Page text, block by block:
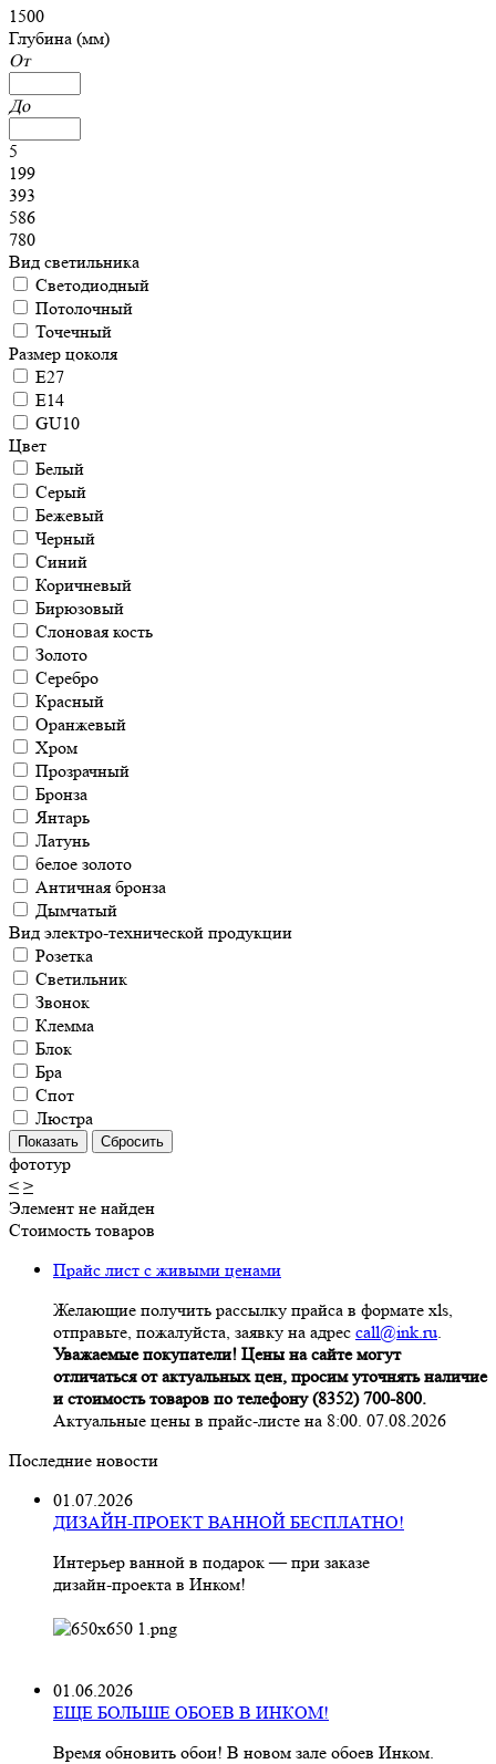
1500
Глубина (мм)
От
До
5
199
393
586
780
Вид светильника
Светодиодный
Потолочный
Точечный
Размер цоколя
E27
E14
GU10
Цвет
Белый
Серый
Бежевый
Черный
Синий
Коричневый
Бирюзовый
Слоновая кость
Золото
Серебро
Красный
Оранжевый
Хром
Прозрачный
Бронза
Янтарь
Латунь
белое золото
Античная бронза
Дымчатый
Вид электро-технической продукции
Розетка
Светильник
Звонок
Клемма
Блок
Бра
Спот
Люстра
фототур
< >
Элемент не найден
Стоимость товаров
Прайс лист с живыми ценами
Желающие получить рассылку прайса в формате xls,
отправьте, пожалуйста, заявку на адрес call@ink.ru.
Уважаемые покупатели! Цены на сайте могут
отличаться от актуальных цен, просим уточнять наличие
и стоимость товаров по телефону (8352) 700-800.
Актуальные цены в прайс-листе на 8:00. 07.08.2026
Последние новости
01.07.2026
ДИЗАЙН-ПРОЕКТ ВАННОЙ БЕСПЛАТНО!
Интерьер ванной в подарок — при заказе
дизайн‑проекта в Инком!
01.06.2026
ЕЩЕ БОЛЬШЕ ОБОЕВ В ИНКОМ!
Время обновить обои! В новом зале обоев Инком.